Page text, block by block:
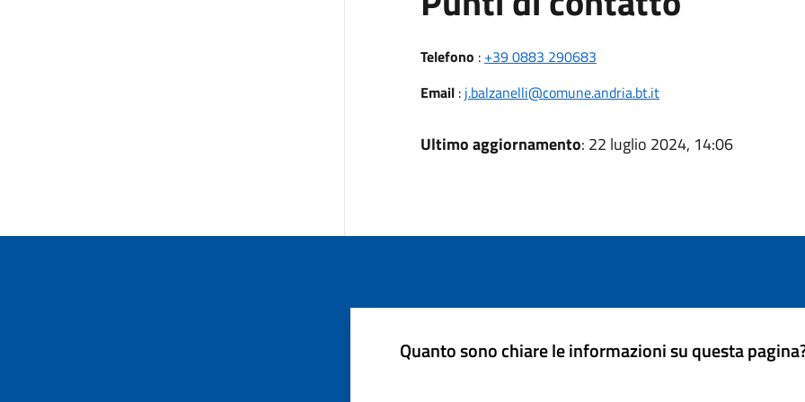
Telefono : +39 0883 290683
Email: j.balzanelli@comune.andria.bt.it
Ultimo aggiornamento: 22 luglio 2024, 14:06
Quanto sono chiare le informazioni su questa